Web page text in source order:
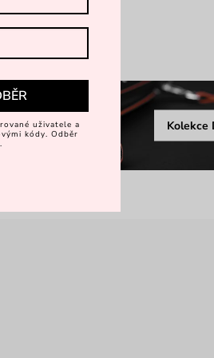
Kolekce
uživatele a
kódy. Odběr